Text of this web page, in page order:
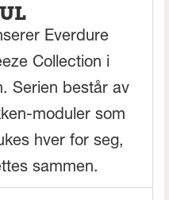
Everdure
Collection i
Serien består av
moduler som
hver for seg,
sammen.